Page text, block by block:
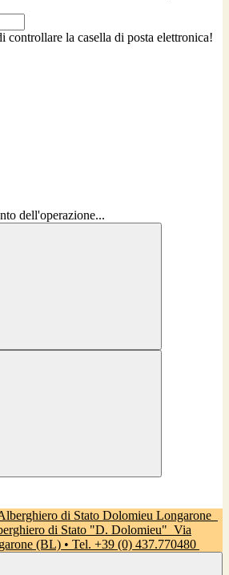
controllare la casella di posta elettronica!
dell'operazione...
di Stato "D. Dolomieu" Via
(BL) • Tel. +39 (0) 437.770480